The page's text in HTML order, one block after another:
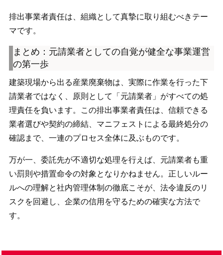
排出事業者責任は、組織として真摯に取り組むべきテー
マです。
まとめ：元請業者としての自覚が健全な事業運営
の第一歩
建築現場から出る産業廃棄物は、実際に作業を行った下
請業者ではなく、原則として「元請業者」がすべての処
理責任を負います。この排出事業者責任は、信頼できる
業者選びや契約の締結、マニフェストによる最終処分の
確認まで、一連のプロセス全体に及ぶものです。
万が一、委託先が不適切な処理を行えば、元請業者も重
い罰則や措置命令の対象となりかねません。正しいルー
ルへの理解と社内管理体制の徹底こそが、法令違反のリ
スクを回避し、企業の信用を守るための確実な方法で
す。